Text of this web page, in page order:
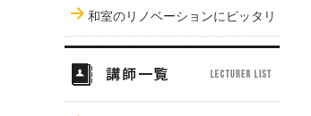
和室のリノベーションにピッタリ